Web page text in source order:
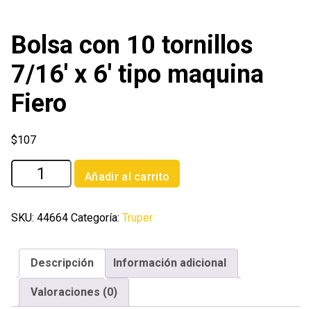
Bolsa con 10 tornillos
7/16′ x 6′ tipo maquina
Fiero
$107
Bolsa
con
tornillos
tipo
maquina
Añadir al carrito
SKU: 44664 Categoría: Truper
Descripción Información adicional
Valoraciones (0)